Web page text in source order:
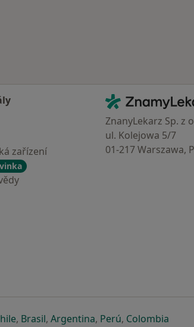
zařízení
Kontakt
ZnamyLekar - Hlavní
ZnanyLekarz Sp. z
ul. Kolejowa 5/7
01-217 Warszawa,
záložce
v nové záložce
se otevře v nové záložce
, Brasilse otevře v nové záložce
, Argentinase otevře v nové
, Perúse otevře v nové
, Colombiase